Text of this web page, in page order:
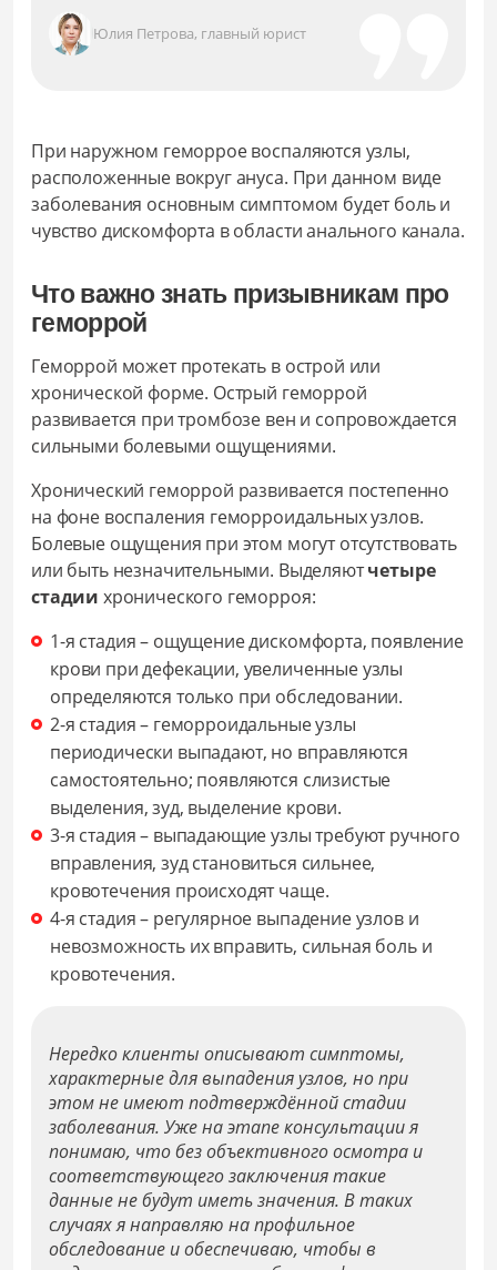
Юлия Петрова, главный юрист
При наружном геморрое воспаляются узлы,
расположенные вокруг ануса. При данном виде
заболевания основным симптомом будет боль и
чувство дискомфорта в области анального канала.
Что важно знать призывникам про
геморрой
Геморрой может протекать в острой или
хронической форме. Острый геморрой
развивается при тромбозе вен и сопровождается
сильными болевыми ощущениями.
Хронический геморрой развивается постепенно
на фоне воспаления геморроидальных узлов.
Болевые ощущения при этом могут отсутствовать
или быть незначительными. Выделяютчетыре
стадии хронического геморроя:
1-я стадия – ощущение дискомфорта, появление
крови при дефекации, увеличенные узлы
определяются только при обследовании.
2-я стадия – геморроидальные узлы
периодически выпадают, но вправляются
самостоятельно; появляются слизистые
выделения, зуд, выделение крови.
3-я стадия – выпадающие узлы требуют ручного
вправления, зуд становиться сильнее,
кровотечения происходят чаще.
4-я стадия – регулярное выпадение узлов и
невозможность их вправить, сильная боль и
кровотечения.
Нередко клиенты описывают симптомы,
характерные для выпадения узлов, но при
этом не имеют подтверждённой стадии
заболевания. Уже на этапе консультации я
понимаю, что без объективного осмотра и
соответствующего заключения такие
данные не будут иметь значения. В таких
случаях я направляю на профильное
обследование и обеспечиваю, чтобы в